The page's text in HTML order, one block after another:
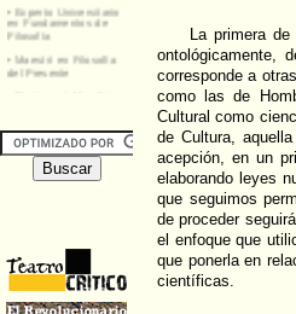
La primera
ontológicamente,
corresponde a
como las de
Cultural como
de Cultura,
acepción, en un
elaborando leyes
que seguimos
de proceder
el enfoque que
que ponerla en
científicas.